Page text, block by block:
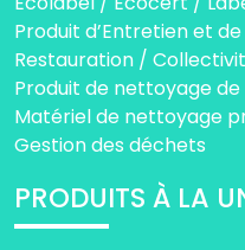
Produit d’Entretien et
Restauration /
Produit de nettoyage
Matériel de nettoyage
Gestion des déchets
PRODUITS À LA